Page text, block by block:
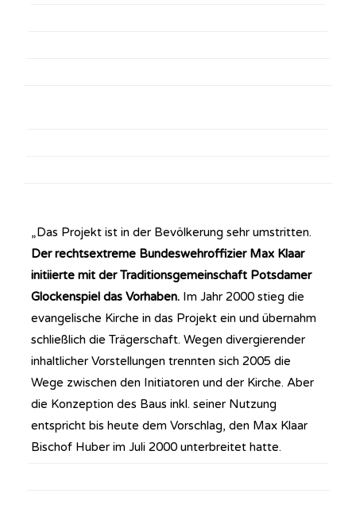
„Das Projekt ist in der Bevölkerung sehr umstritten.
Der rechtsextreme Bundeswehroffizier Max Klaar
initiierte mit der Traditionsgemeinschaft Potsdamer
Glockenspiel das Vorhaben. Im Jahr 2000 stieg die
evangelische Kirche in das Projekt ein und übernahm
schließlich die Trägerschaft. Wegen divergierender
inhaltlicher Vorstellungen trennten sich 2005 die
Wege zwischen den Initiatoren und der Kirche. Aber
die Konzeption des Baus inkl. seiner Nutzung
entspricht bis heute dem Vorschlag, den Max Klaar
Bischof Huber im Juli 2000 unterbreitet hatte.